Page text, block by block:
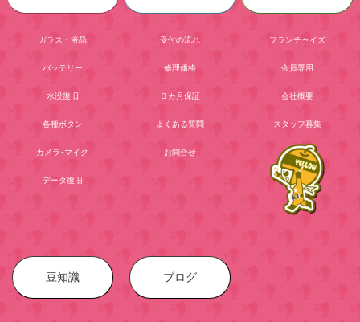
ガラス・液晶
バッテリー
水没復旧
各種ボタン
カメラ･マイク
データ復旧
受付の流れ
修理価格
３カ月保証
よくある質問
お問合せ
フランチャイズ
会員専用
会社概要
スタッフ募集
豆知識 ブログ